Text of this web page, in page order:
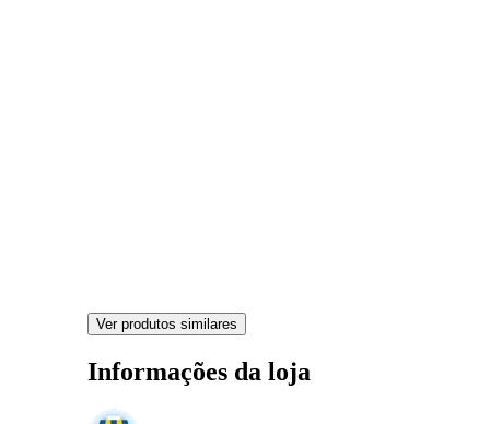
Ver produtos similares
Informações da loja